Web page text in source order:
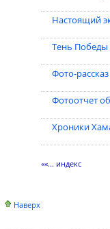
Настоящий
Тень Победы
Фото-
Фотоотчет
Хроники
««... индекс
Наверх